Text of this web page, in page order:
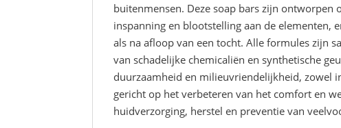
buitenmensen. Deze soap bars zijn
inspanning en blootstelling aan de elementen,
als na afloop van een tocht. Alle formules zijn
van schadelijke chemicaliën en synthetische
duurzaamheid en milieuvriendelijkheid, zowel
gericht op het verbeteren van het comfort en
huidverzorging, herstel en preventie van